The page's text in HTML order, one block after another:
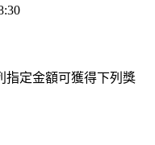
指定金額可獲得下列獎